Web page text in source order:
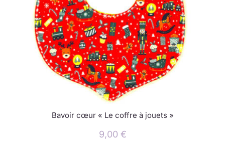
Bavoir cœur « Le coffre à jouets »
9,00 €